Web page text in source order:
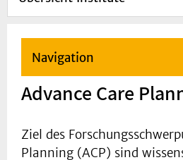
Navigation
Advance Care
Ziel des
Planning (ACP) sind